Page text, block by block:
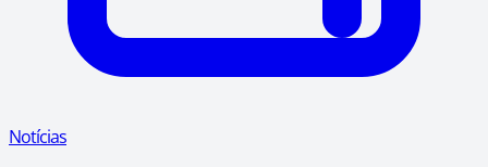
Notícias